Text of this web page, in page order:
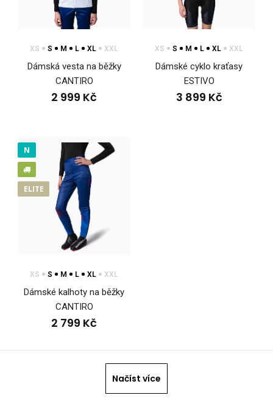
Beachvolejbalový top SOWIRA červenomodrý #1
Beachvolejbalový top SOWIRA červenomodrý #1Top SOWIRA
je navržený pro intenzivní hru na písku i v ho..
XS S M L XL XXL
Dámská vesta na běžky
CANTIRO
2 999 Kč
XS S M L XL XXL
Dámské cyklo kraťasy
ESTIVO
3 899 Kč
N
ELITE
XS S M L XL XXL
Dámské kalhoty na běžky
CANTIRO
2 799 Kč
Načíst více